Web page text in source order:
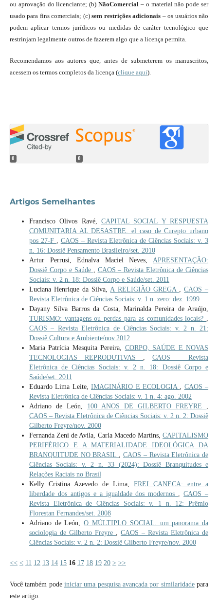
ou aprovação do licenciante; (b)NãoComercial – o material não pode ser
usado para fins comerciais; (c)sem restrições adicionais – os usuários não
podem aplicar termos jurídicos ou medidas de caráter tecnológico que
restrinjam legalmente outros de fazerem algo que a licença permita.
Recomendamos aos autores que, antes de submeterem os manuscritos,
acessem os termos completos da licença (clique aqui).
0 0
Artigos Semelhantes
Francisco Olivos Ravé, CAPITAL SOCIAL Y RESPUESTA
COMUNITARIA AL DESASTRE: el caso de Curepto urbano
pos 27-F
CAOS – Revista Eletrônica de Ciências Sociais: v. 3
n. 16: Dossiê Pensamento Brasileiro/set. 2010
Artur Perrusi, Ednalva Maciel Neves, APRESENTAÇÃO:
Dossiê Corpo e Saúde
CAOS – Revista Eletrônica de Ciências
Sociais: v. 2 n. 18: Dossiê Corpo e Saúde/set. 2011
Luciana Henrique da Silva, A RELIGIÃO GREGA
CAOS –
Revista Eletrônica de Ciências Sociais: v. 1 n. zero: dez. 1999
Dayany Silva Barros da Costa, Marinalda Pereira de Araújo,
TURISMO: vantagens ou perdas para as comunidades locais?
CAOS – Revista Eletrônica de Ciências Sociais: v. 2 n. 21:
Dossiê Cultura e Ambiente/nov.2012
Maria Patrícia Mesquita Pereira, CORPO, SAÚDE E NOVAS
TECNOLOGIAS REPRODUTIVAS
,CAOS – Revista
Eletrônica de Ciências Sociais: v. 2 n. 18: Dossiê Corpo e
Saúde/set. 2011
Eduardo Lima Leite,IMAGINÁRIO E ECOLOGIA
CAOS –
Revista Eletrônica de Ciências Sociais: v. 1 n. 4: ago. 2002
Adriano de León, 100 ANOS DE GILBERTO FREYRE
CAOS – Revista Eletrônica de Ciências Sociais: v. 2 n. 2: Dossiê
Gilberto Freyre/nov. 2000
Fernanda Zeni de Avila, Carla Macedo Martins,CAPITALISMO
PERIFÉRICO E A MATERIALIDADE IDEOLÓGICA DA
BRANQUITUDE NO BRASIL
,CAOS – Revista Eletrônica de
Ciências Sociais: v. 2 n. 33 (2024): Dossiê Branquitudes e
Relações Raciais no Brasil
Kelly Cristina Azevedo de Lima,FREI CANECA: entre a
liberdade dos antigos e a igualdade dos modernos
,CAOS –
Revista Eletrônica de Ciências Sociais: v. 1 n. 12: Prêmio
Florestan Fernandes/set. 2008
Adriano de León,O MÚLTIPLO SOCIAL: um panorama da
sociologia de Gilberto Freyre
,CAOS – Revista Eletrônica de
Ciências Sociais: v. 2 n. 2: Dossiê Gilberto Freyre/nov. 2000
<< < 11 12 13 14 15 16 17 18 19 20 > >>
Você também pode iniciar uma pesquisa avançada por similaridadepara
este artigo.